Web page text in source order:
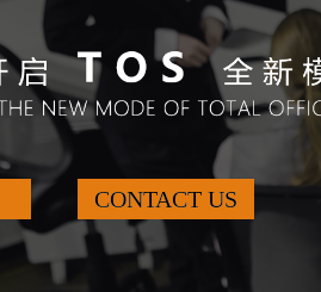
CONTACT US